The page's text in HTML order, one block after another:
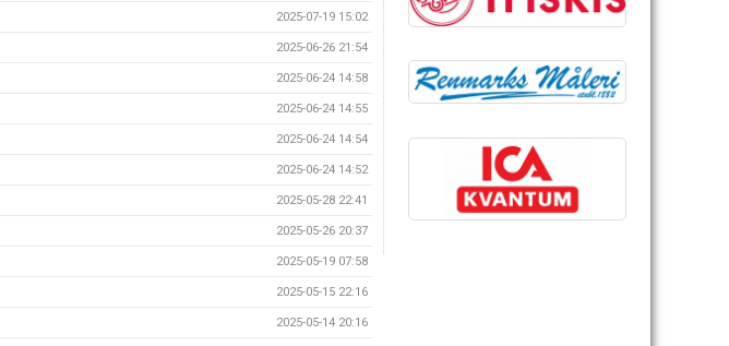
2025-07-19 15:02
2025-06-26 21:54
2025-06-24 14:58
2025-06-24 14:55
2025-06-24 14:54
2025-06-24 14:52
2025-05-28 22:41
2025-05-26 20:37
2025-05-19 07:58
2025-05-15 22:16
2025-05-14 20:16